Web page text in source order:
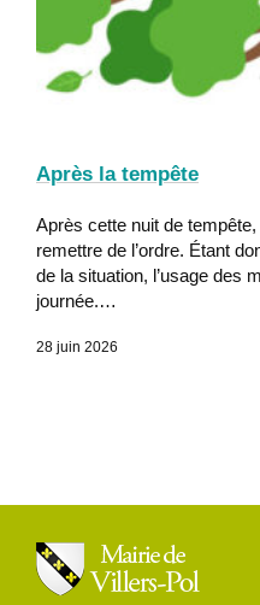
Après la tempête
Après cette nuit de
remettre de l’ordre. Étant
de la situation, l’usage des
journée.…
28 juin 2026